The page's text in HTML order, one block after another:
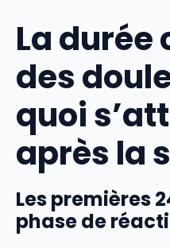
La durée
des
quoi
après la
Les premières
phase de